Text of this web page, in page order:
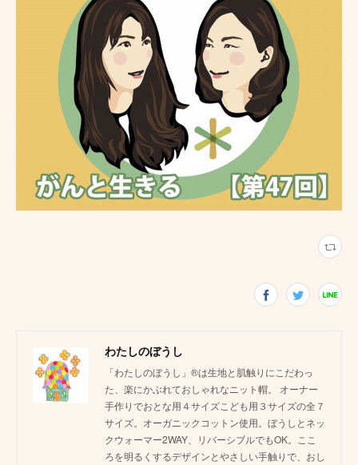
わたしのぼうし
「わたしのぼうし」®は生地と肌触りにこだわっ
た、楽にかぶれておしゃれなニット帽。 オーナー
手作りでおとな用４サイズこども用３サイズの全７
サイズ。オーガニックコットン使用。ぼうしとネッ
クウォーマー2WAY、リバーシブルでもOK。ここ
ろを明るくするデザインとやさしい手触りで、おし